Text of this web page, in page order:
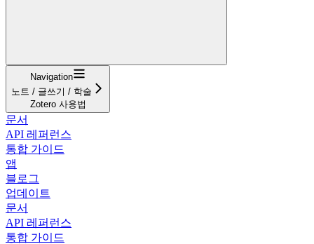
Navigation
노트 / 글쓰기 / 학술
Zotero 사용법
문서
API 레퍼런스
통합 가이드
앱
블로그
업데이트
문서
API 레퍼런스
통합 가이드